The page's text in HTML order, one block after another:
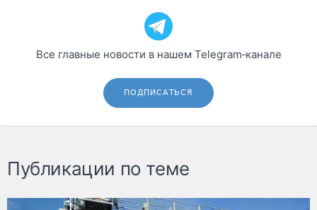
Все главные новости в нашем Telegram‑канале
ПОДПИСАТЬСЯ
Публикации по теме